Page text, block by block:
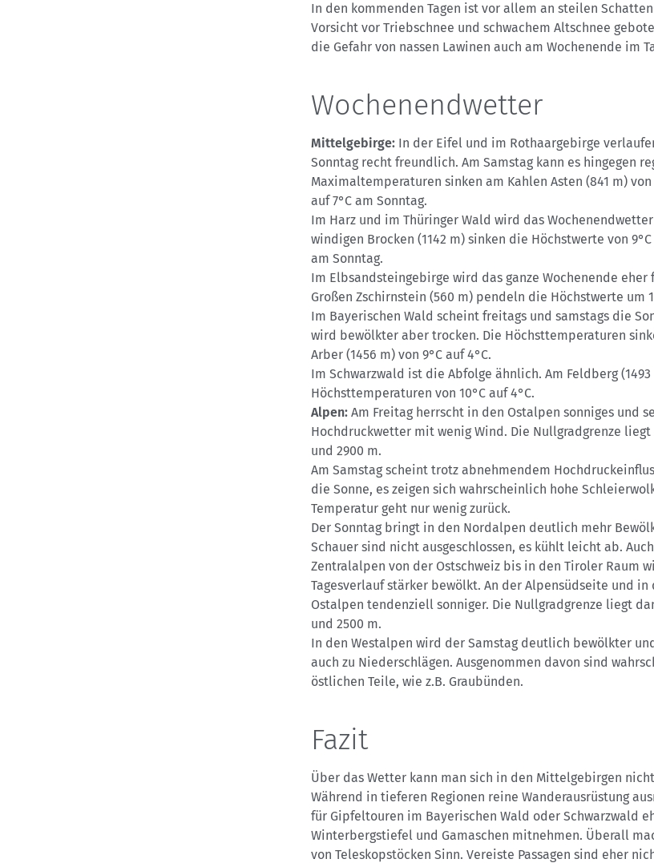
In den kommenden Tagen ist vor allem an steilen
Vorsicht vor Triebschnee und schwachem Altschnee
die Gefahr von nassen Lawinen auch am Wochenende im
Wochenendwetter
Mittelgebirge: In der Eifel und im Rothaargebirge
Sonntag recht freundlich. Am Samstag kann es hingegen
Maximaltemperaturen sinken am Kahlen Asten (841 m) von
auf 7°C am Sonntag.
Im Harz und im Thüringer Wald wird das
windigen Brocken (1142 m) sinken die Höchstwerte von
am Sonntag.
Im Elbsandsteingebirge wird das ganze Wochenende
Großen Zschirnstein (560 m) pendeln die Höchstwerte um
Im Bayerischen Wald scheint freitags und samstags die
wird bewölkter aber trocken. Die Höchsttemperaturen
Arber (1456 m) von 9°C auf 4°C.
Im Schwarzwald ist die Abfolge ähnlich. Am Feldberg
Höchsttemperaturen von 10°C auf 4°C.
Alpen: Am Freitag herrscht in den Ostalpen sonniges und
Hochdruckwetter mit wenig Wind. Die Nullgradgrenze liegt
und 2900 m.
Am Samstag scheint trotz abnehmendem
die Sonne, es zeigen sich wahrscheinlich hohe
Temperatur geht nur wenig zurück.
Der Sonntag bringt in den Nordalpen deutlich mehr
Schauer sind nicht ausgeschlossen, es kühlt leicht ab.
Zentralalpen von der Ostschweiz bis in den Tiroler Raum
Tagesverlauf stärker bewölkt. An der Alpensüdseite und
Ostalpen tendenziell sonniger. Die Nullgradgrenze liegt
und 2500 m.
In den Westalpen wird der Samstag deutlich bewölkter
auch zu Niederschlägen. Ausgenommen davon sind
östlichen Teile, wie z.B. Graubünden.
Fazit
Über das Wetter kann man sich in den Mittelgebirgen
Während in tieferen Regionen reine Wanderausrüstung
für Gipfeltouren im Bayerischen Wald oder Schwarzwald
Winterbergstiefel und Gamaschen mitnehmen. Überall
von Teleskopstöcken Sinn. Vereiste Passagen sind eher